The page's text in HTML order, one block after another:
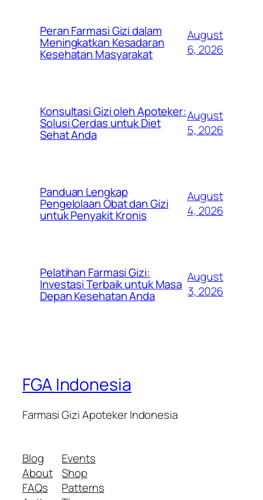
Peran Farmasi Gizi dalam
Meningkatkan Kesadaran
Kesehatan Masyarakat
August
6, 2026
Konsultasi Gizi oleh Apoteker:
Solusi Cerdas untuk Diet
Sehat Anda
August
5, 2026
Panduan Lengkap
Pengelolaan Obat dan Gizi
untuk Penyakit Kronis
August
4, 2026
Pelatihan Farmasi Gizi:
Investasi Terbaik untuk Masa
Depan Kesehatan Anda
August
3, 2026
FGA Indonesia
Farmasi Gizi Apoteker Indonesia
Blog
About
FAQs
Events
Shop
Patterns